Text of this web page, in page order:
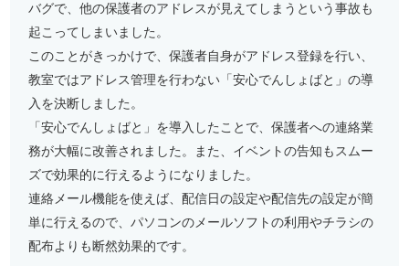
バグで、他の保護者のアドレスが見えてしまうという事故も
起こってしまいました。
このことがきっかけで、保護者自身がアドレス登録を行い、
教室ではアドレス管理を行わない「安心でんしょばと」の導
入を決断しました。
「安心でんしょばと」を導入したことで、保護者への連絡業
務が大幅に改善されました。また、イベントの告知もスムー
ズで効果的に行えるようになりました。
連絡メール機能を使えば、配信日の設定や配信先の設定が簡
単に行えるので、パソコンのメールソフトの利用やチラシの
配布よりも断然効果的です。